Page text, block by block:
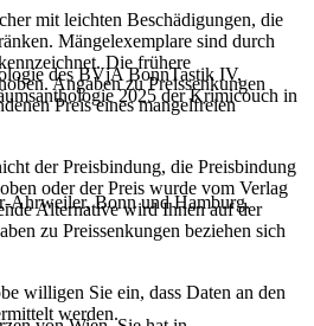
des BVjA BonnTastik IV,
2025 der Krimicouch in
Ahrweiler, Bonn und Hamburg.
mit leichten Beschädigungen, die
Mängelexemplare sind durch
Die frühere
Angaben zu Preissenkungen
Preis eines mangelfreien
der Preisbindung, die Preisbindung
oder der Preis wurde vom Verlag
Alternative wird Ihnen auf der
zu Preissenkungen beziehen sich
willigen Sie ein, dass Daten an den
werden.